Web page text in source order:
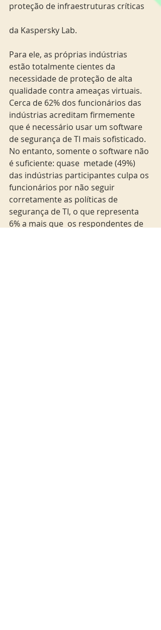
proteção de infraestruturas críticas
da Kaspersky Lab.
Para ele, as próprias indústrias
estão totalmente cientes da
necessidade de proteção de alta
qualidade contra ameaças virtuais.
Cerca de 62% dos funcionários das
indústrias acreditam firmemente
que é necessário usar um software
de segurança de TI mais sofisticado.
No entanto, somente o software não
é suficiente: quase  metade (49%)
das indústrias participantes culpa os
funcionários por não seguir
corretamente as políticas de
segurança de TI, o que representa
6% a mais que  os respondentes de